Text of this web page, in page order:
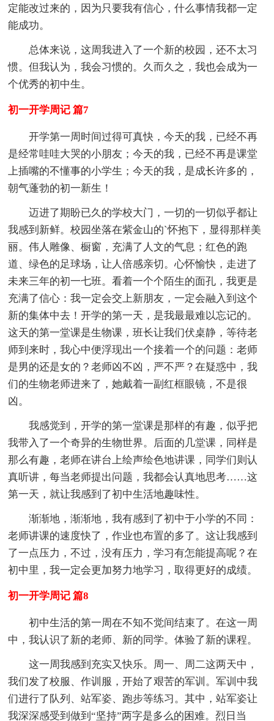
定能改过来的，因为只要我有信心，什么事情我都一定
能成功。
总体来说，这周我进入了一个新的校园，还不太习
惯。但我认为，我会习惯的。久而久之，我也会成为一
个优秀的初中生。
初一开学周记 篇7
开学第一周时间过得可真快，今天的我，已经不再
是经常哇哇大哭的小朋友；今天的我，已经不再是课堂
上插嘴的不懂事的小学生；今天的我，是成长许多的，
朝气蓬勃的初一新生！
迈进了期盼已久的学校大门，一切的一切似乎都让
我感到新鲜。校园坐落在紫金山的`怀抱下，显得那样美
丽。伟人雕像、橱窗，充满了人文的气息；红色的跑
道、绿色的足球场，让人倍感亲切。心怀愉快，走进了
未来三年的初一七班。看着一个个陌生的面孔，我更是
充满了信心：我一定会交上新朋友，一定会融入到这个
新的集体中去！开学的第一天，是我最最难以忘记的。
这天的第一堂课是生物课，班长让我们伏桌静，等待老
师到来时，我心中便浮现出一个接着一个的问题：老师
是男的还是女的？老师凶不凶，严不严？在疑惑中，我
们的生物老师进来了，她戴着一副红框眼镜，不是很
凶。
我感觉到，开学的第一堂课是那样的有趣，似乎把
我带入了一个奇异的生物世界。后面的几堂课，同样是
那么有趣，老师在讲台上绘声绘色地讲课，同学们则认
真听讲，每当老师提出问题，我都会认真地思考……这
第一天，就让我感到了初中生活地趣味性。
渐渐地，渐渐地，我有感到了初中于小学的不同：
老师讲课的速度快了，作业也布置的多了。这让我感到
了一点压力，不过，没有压力，学习有怎能提高呢？在
初中里，我一定会更加努力地学习，取得更好的成绩。
初一开学周记 篇8
初中生活的第一周在不知不觉间结束了。在这一周
中，我认识了新的老师、新的同学。体验了新的课程。
这一周我感到充实又快乐。周一、周二这两天中，
我们发了校服、作训服，开始了艰苦的军训。军训中我
们进行了队列、站军姿、跑步等练习。其中，站军姿让
我深深感受到做到“坚持”两字是多么的困难。烈日当